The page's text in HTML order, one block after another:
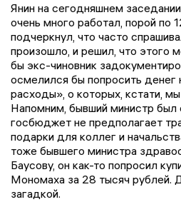
Янин на сегодняшнем
очень много работал, порой по
подчеркнул, что часто
произошло, и решил, что этого
бы экс-чиновник
осмелился бы попросить денег
расходы», о которых, кстати,
Напомним, бывший министр был
госбюджет не предполагает
подарки для коллег и
тоже бывшего министра
Баусову, он как-то попросил
Мономаха за 28 тысяч рублей.
загадкой.